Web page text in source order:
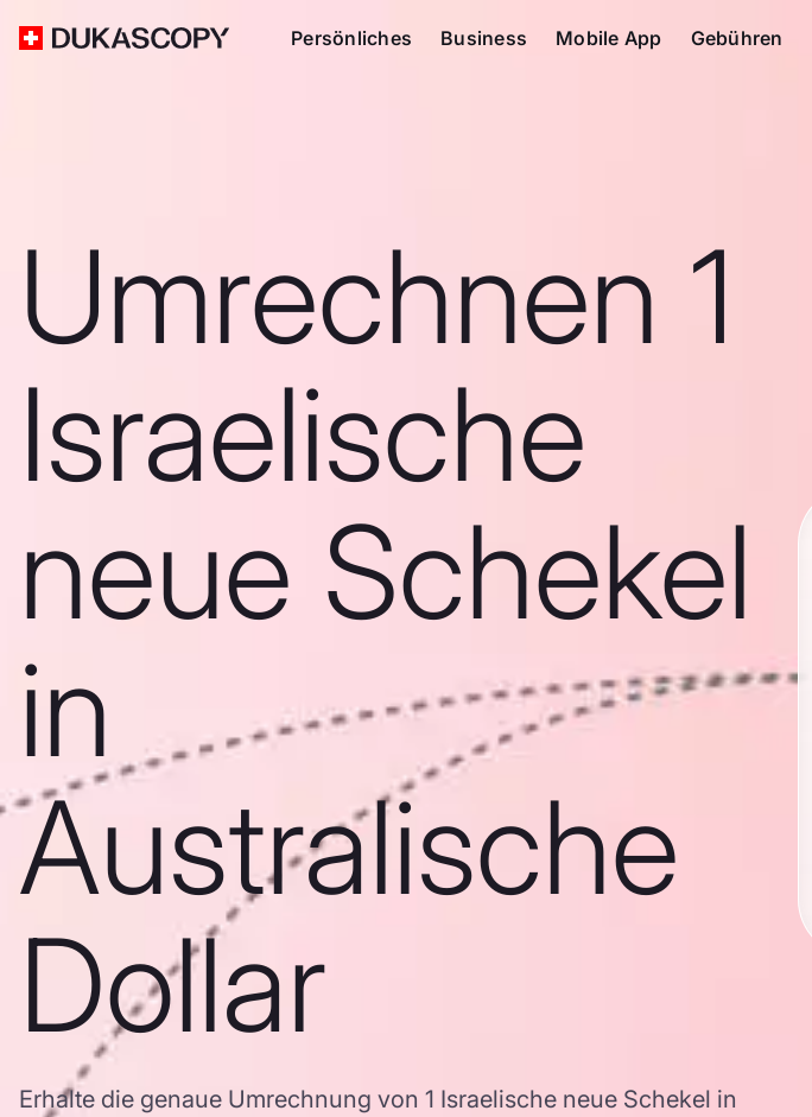
Persönliches Business Mobile App Gebühren
Umrechnen 1
Israelische
neue Schekel
in
Australische
Dollar
Erhalte die genaue Umrechnung von 1 Israelische neue Schekel in